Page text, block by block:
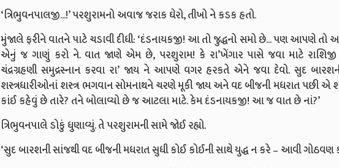
‘ત્રિભુવનપાલજી...!’ પરશુરામનો અવાજ જરાક ઘેરો, તીખો ને કડક હતો.
મુંજાલે ફરીને વાતને પાટે ચડાવી દીધી: ‘દંડનાયકજી! આ તો જુદ્ધનો સમો છે... પણ આપણે તો
એનું જ ગાણું કરો ને. વાત જાણે એમ છે, પરશુરામ! કે રા’ખેંગાર પાસે જવા માટે
ચંદ્રગ્રહણી સમુદ્રસ્નાન કરવા રા’ જાય ને આપણે વગર હરકતે એને જવા દેવો. સુદ
શસ્ત્રધારીઓનાં શસ્ત્ર ભગવાન સોમનાથને ચરણે મૂકી જાય અને વદ બીજની મધરાત પછી એ
કાંઈ કહેવું છે તારે? તને બોલાવ્યો છે જ આટલા માટે. કેમ દંડનાયકજી! આ જ વાત છે નાં?’
ત્રિભુવનપાલે ડોકું ધુણાવ્યું. તે પરશુરામની સામે જોઈ રહ્યો.
‘સુદ બારશની સાંજથી વદ બીજની મધરાત સુધી કોઈ કોઈની સાથે યુદ્ધ ન કરે – આવી ગોઠવણ